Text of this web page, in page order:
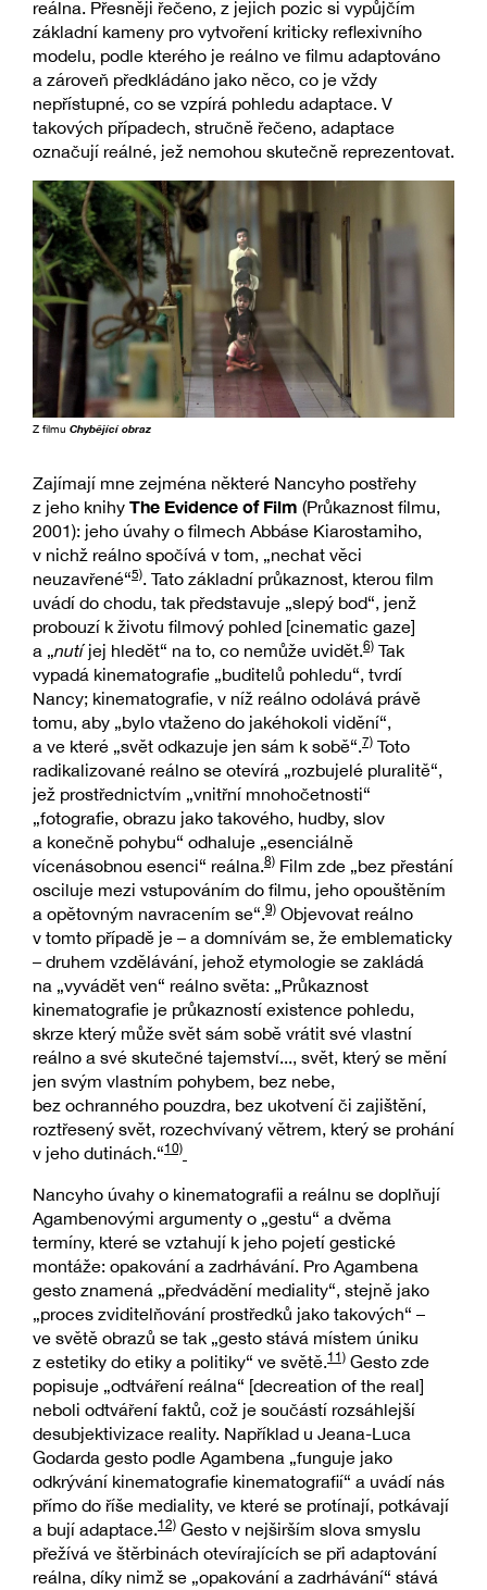
reálna. Přesněji řečeno, z jejich pozic si vypůjčím
základní kameny pro vytvoření kriticky reflexivního
modelu, podle kterého je reálno ve filmu adaptováno
a zároveň předkládáno jako něco, co je vždy
nepřístupné, co se vzpírá pohledu adaptace. V
takových případech, stručně řečeno, adaptace
označují reálné, jež nemohou skutečně reprezentovat.
Z filmu Chybějící obraz
Zajímají mne zejména některé Nancyho postřehy
z jeho knihy The Evidence of Film (Průkaznost filmu,
2001): jeho úvahy o filmech Abbáse Kiarostamiho,
v nichž reálno spočívá v tom, „nechat věci
neuzavřené“5). Tato základní průkaznost, kterou film
uvádí do chodu, tak představuje „slepý bod“, jenž
probouzí k životu filmový pohled [cinematic gaze]
a „nutíjej hledět“ na to, co nemůže uvidět.6) Tak
vypadá kinematografie „buditelů pohledu“, tvrdí
Nancy; kinematografie, v níž reálno odolává právě
tomu, aby „bylo vtaženo do jakéhokoli vidění“,
a ve které „svět odkazuje jen sám k sobě“.7) Toto
radikalizované reálno se otevírá „rozbujelé pluralitě“,
jež prostřednictvím „vnitřní mnohočetnosti“
„fotografie, obrazu jako takového, hudby, slov
a konečně pohybu“ odhaluje „esenciálně
vícenásobnou esenci“ reálna.8) Film zde „bez přestání
osciluje mezi vstupováním do filmu, jeho opouštěním
a opětovným navracením se“.9) Objevovat reálno
v tomto případě je – a domnívám se, že emblematicky
– druhem vzdělávání, jehož etymologie se zakládá
na „vyvádět ven“ reálno světa: „Průkaznost
kinematografie je průkazností existence pohledu,
skrze který může svět sám sobě vrátit své vlastní
reálno a své skutečné tajemství..., svět, který se mění
jen svým vlastním pohybem, bez nebe,
bez ochranného pouzdra, bez ukotvení či zajištění,
roztřesený svět, rozechvívaný větrem, který se prohání
v jeho dutinách.“10)
Nancyho úvahy o kinematografii a reálnu se doplňují
Agambenovými argumenty o „gestu“ a dvěma
termíny, které se vztahují k jeho pojetí gestické
montáže: opakování a zadrhávání. Pro Agambena
gesto znamená „předvádění mediality“, stejně jako
„proces zviditelňování prostředků jako takových“ –
ve světě obrazů se tak „gesto stává místem úniku
z estetiky do etiky a politiky“ ve světě.11) Gesto zde
popisuje „odtváření reálna“ [decreation of the real]
neboli odtváření faktů, což je součástí rozsáhlejší
desubjektivizace reality. Například u Jeana-Luca
Godarda gesto podle Agambena „funguje jako
odkrývání kinematografie kinematografií“ a uvádí nás
přímo do říše mediality, ve které se protínají, potkávají
a bují adaptace.12) Gesto v nejširším slova smyslu
přežívá ve štěrbinách otevírajících se při adaptování
reálna, díky nimž se „opakování a zadrhávání“ stává